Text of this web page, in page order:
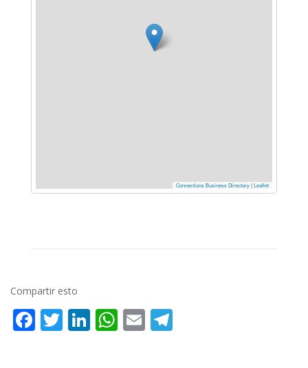
Connections Business Directory|Leaflet
Compartir esto
Facebook
Twitter
LinkedIn
WhatsApp
Email